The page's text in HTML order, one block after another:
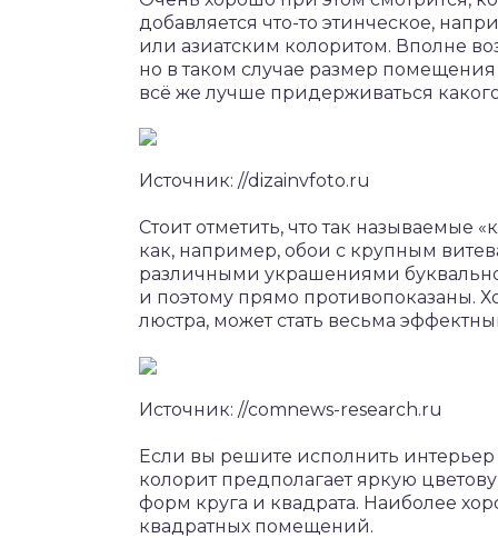
добавляется что-то этинческое,
или азиатским колоритом. Вполне
но в таком случае размер
всё же лучше придерживаться
Источник: //dizainvfoto.ru
Стоит отметить, что так называемые
как, например, обои с крупным
различными украшениями
и поэтому прямо противопоказаны.
люстра, может стать весьма
Источник: //comnews-research.ru
Если вы решите исполнить интерьер
колорит предполагает яркую
форм круга и квадрата. Наиболее
квадратных помещений.